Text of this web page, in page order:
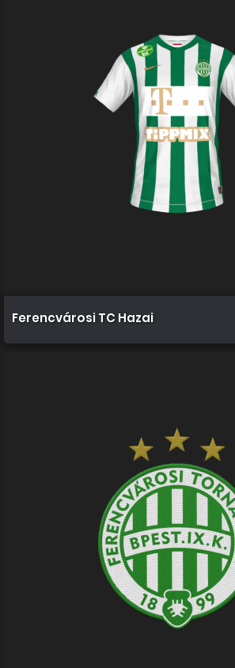
Ferencvárosi TC Hazai